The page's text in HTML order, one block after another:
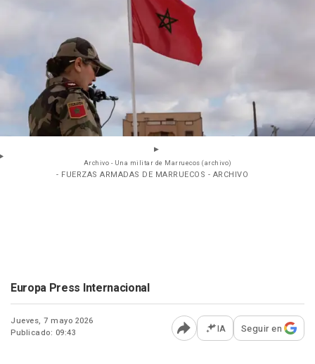
Archivo - Una militar de Marruecos (archivo)
- FUERZAS ARMADAS DE MARRUECOS - ARCHIVO
Europa Press Internacional
Jueves, 7 mayo 2026
Publicado: 09:43
Abrir opciones para
IA Seguir en